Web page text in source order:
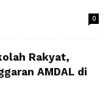
0
Rakyat,
AMDAL di